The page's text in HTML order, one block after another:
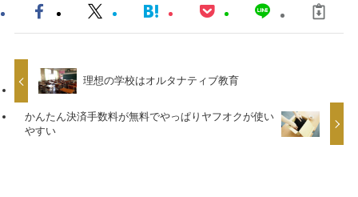
理想の学校はオルタナティブ教育
かんたん決済手数料が無料でやっぱりヤフオクが使い
やすい